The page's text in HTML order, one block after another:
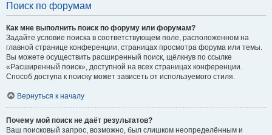
Поиск по форумам
Как мне выполнить поиск по форуму или форумам?
Задайте условие поиска в соответствующем поле, расположенном на
главной странице конференции, страницах просмотра форума или темы.
Вы можете осуществить расширенный поиск, щёлкнув по ссылке
«Расширенный поиск», доступной на всех страницах конференции.
Способ доступа к поиску может зависеть от используемого стиля.
Вернуться к началу
Почему мой поиск не даёт результатов?
Ваш поисковый запрос, возможно, был слишком неопределённым и